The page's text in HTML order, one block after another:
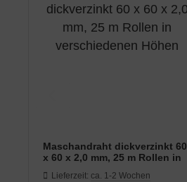
Maschandraht dickverzinkt 60
x 60 x 2,0 mm, 25 m Rollen in
Lieferzeit: ca. 1-2 Wochen